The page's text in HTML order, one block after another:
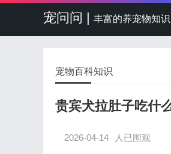
宠问问 | 丰富的养宠物知识
宠物百科知识
贵宾犬拉肚子吃什
2026-04-14 人已围观